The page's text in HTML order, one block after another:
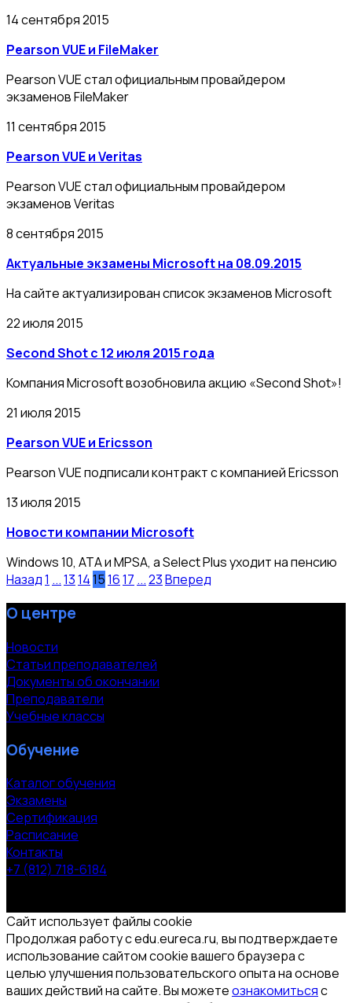
14 сентября 2015
Pearson VUE и FileMaker
Pearson VUE стал официальным провайдером
экзаменов FileMaker
11 сентября 2015
Pearson VUE и Veritas
Pearson VUE стал официальным провайдером
экзаменов Veritas
8 сентября 2015
Актуальные экзамены Microsoft на 08.09.2015
На сайте актуализирован список экзаменов Microsoft
22 июля 2015
Second Shot с 12 июля 2015 года
Компания Microsoft возобновила акцию «Second Shot»!
21 июля 2015
Pearson VUE и Ericsson
Pearson VUE подписали контракт с компанией Ericsson
13 июля 2015
Новости компании Microsoft
Windows 10, ATA и MPSA, а Select Plus уходит на пенсию
Назад1 ...1314151617 ...23Вперед
О центре
Новости
Статьи преподавателей
Документы об окончании
Преподаватели
Учебные классы
Обучение
Каталог обучения
Экзамены
Сертификация
Расписание
Контакты
+7 (812) 718-6184
Сайт использует файлы cookie
Продолжая работу с edu.eureca.ru, вы подтверждаете
использование сайтом cookie вашего браузера с
целью улучшения пользовательского опыта на основе
ваших действий на сайте. Вы можетеознакомитьсяс